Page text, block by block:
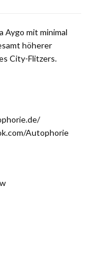
mit minimal
höherer
City-Flitzers.
Autophorie